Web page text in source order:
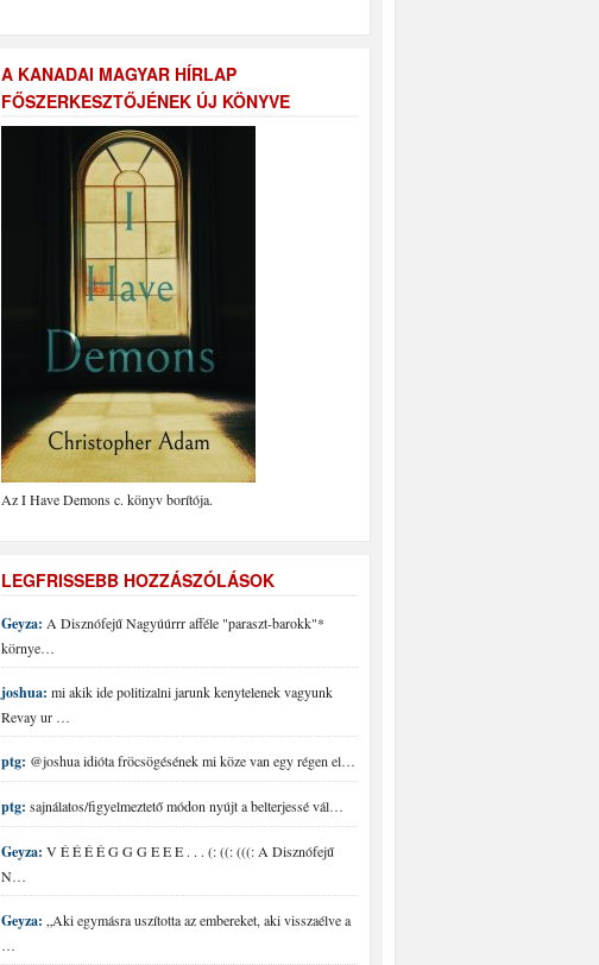
A KANADAI MAGYAR HÍRLAP
FŐSZERKESZTŐJÉNEK ÚJ KÖNYVE
Az I Have Demons c. könyv borítója.
LEGFRISSEBB HOZZÁSZÓLÁSOK
Geyza: A Disznófejű Nagyúúrrr afféle "paraszt-barokk"*
környe…
joshua: mi akik ide politizalni jarunk kenytelenek vagyunk
Revay ur …
ptg: @joshua idióta fröcsögésének mi köze van egy régen el…
ptg: sajnálatos/figyelmeztető módon nyújt a belterjessé vál…
Geyza: V É É É É G G G E E E . . . (: ((: (((: A Disznófejű
N…
Geyza: „Aki egymásra uszította az embereket, aki visszaélve a
…